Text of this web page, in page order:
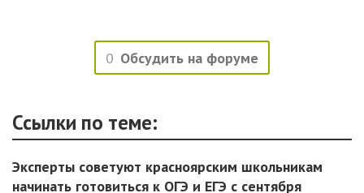
0 Обсудить на форуме
Ссылки по теме:
Эксперты советуют красноярским школьникам
начинать готовиться к ОГЭ и ЕГЭ с сентября